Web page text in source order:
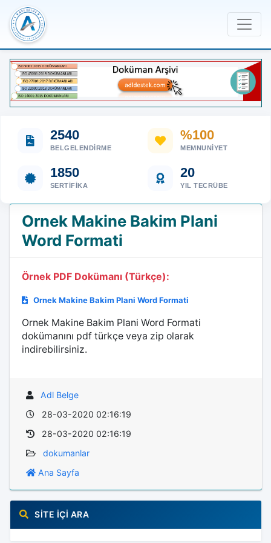
2540
BELGELENDIRME
%100
MEMNUNIYET
1850
SERTIFIKA
20
YIL TECRÜBE
Ornek Makine Bakim Plani
Word Formati
Örnek PDF Dokümanı (Türkçe):
Ornek Makine Bakim Plani Word Formati
Ornek Makine Bakim Plani Word Formati
dokümanını pdf türkçe veya zip olarak
indirebilirsiniz.
Adl Belge
28-03-2020 02:16:19
28-03-2020 02:16:19
dokumanlar
Ana Sayfa
SITE İÇI ARA